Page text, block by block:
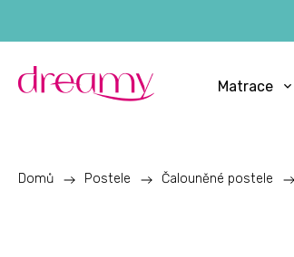
Matrace
Domů / Postele / Čalouněné postele /